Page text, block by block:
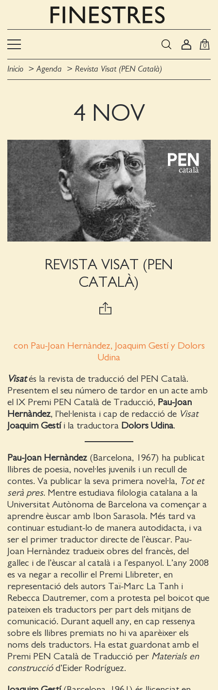
0
Inicio Agenda Revista Visat (PEN Català)
4 NOV
REVISTA VISAT (PEN
CATALÀ)
con Pau-Joan Hernàndez, Joaquim Gestí y Dolors
Udina
Visat és la revista de traducció del PEN Català.
Presentem el seu número de tardor en un acte amb
el IX Premi PEN Català de Traducció, Pau-Joan
Hernàndez, l’hel·lenista i cap de redacció de Visat
Joaquim Gestíi la traductora Dolors Udina.
Pau-Joan Hernàndez (Barcelona, 1967) ha publicat
llibres de poesia, novel·les juvenils i un recull de
contes. Va publicar la seva primera novel·la, Tot et
serà pres. Mentre estudiava filologia catalana a la
Universitat Autònoma de Barcelona va començar a
aprendre èuscar amb Ibon Sarasola. Més tard va
continuar estudiant-lo de manera autodidacta, i va
ser el primer traductor directe de l’èuscar. Pau-
Joan Hernàndez tradueix obres del francès, del
gallec i de l’èuscar al català i a l’espanyol. L’any 2008
es va negar a recollir el Premi Llibreter, en
representació dels autors Taï-Marc La Tanh i
Rebecca Dautremer, com a protesta pel boicot que
pateixen els traductors per part dels mitjans de
comunicació. Durant aquell any, en cap ressenya
sobre els llibres premiats no hi va aparèixer els
noms dels traductors. Ha estat guardonat amb el
Premi PEN Català de Traducció per Materials en
construcció d’Eider Rodríguez.